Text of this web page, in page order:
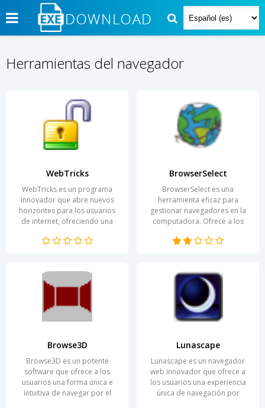
Herramientas del navegador
WebTricks
WebTricks es un programa
innovador que abre nuevos
horizontes para los usuarios
de internet, ofreciendo una
interacción con el contenido...
BrowserSelect
BrowserSelect es una
herramienta eficaz para
gestionar navegadores en la
computadora. Ofrece a los
cambiar fácilmente entre...
Browse3D
Browse3D es un potente
software que ofrece a los
usuarios una forma única e
intuitiva de navegar por el
Lunascape
Lunascape es un navegador
web innovador que ofrece a
los usuarios una experiencia
única de navegación por